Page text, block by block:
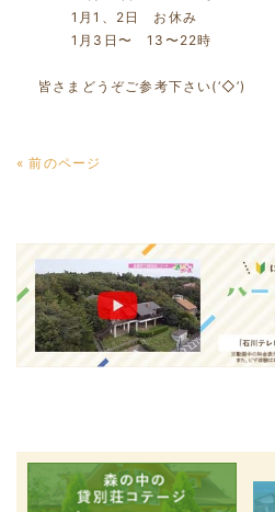
1月1、2日 お休み
1月3日〜 13〜22時
皆さまどうぞご参考下さい(‘◇’)ゞ
« 前のページ